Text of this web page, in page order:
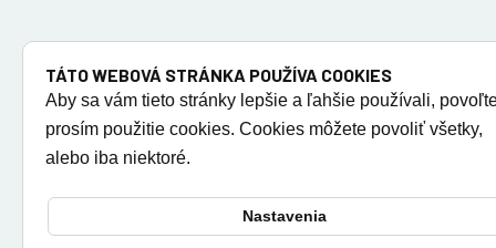
TÁTO WEBOVÁ STRÁNKA POUŽÍVA COOKIES
Aby sa vám tieto stránky lepšie a ľahšie používali,
prosím použitie cookies. Cookies môžete povoliť všetky,
alebo iba niektoré.
Nastavenia